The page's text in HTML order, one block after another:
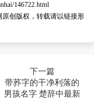
146722.html
创版权，转载请以链接形
下一篇
带荞字的干净利落的
男孩名字 楚辞中最新